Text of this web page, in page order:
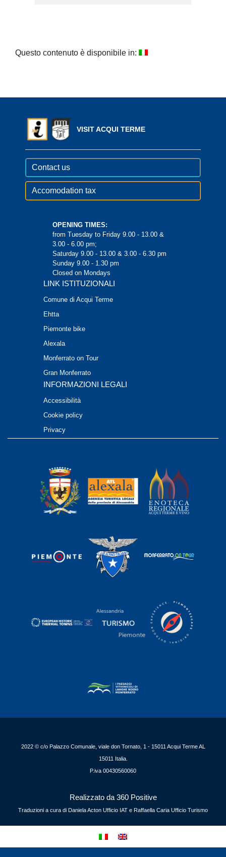
Questo contenuto è disponibile in:
VISIT ACQUI TERME
Contact us
Accomodation tax
OPENING TIMES:
from Tuesday to Friday 9.00 - 13.00 &
3.00 - 6.00 pm;
Saturday 9.00 - 13.00 & 3.00 - 6.30 pm
Sunday 9.00 - 1.30 pm
Closed on Mondays
LINK ISTITUZIONALI
Comune di Acqui Terme
Ehtta
Piemonte bike
Alexala
Monferrato on Tour
Gran Monferrato
INFORMAZIONI LEGALI
Accessibilità
Cookie policy
Privacy
2022 © c/o Palazzo Comunale, viale don Tornato, 1 - 15011 Acqui Terme AL
15011 Italia.
P.iva 00430560060
Realizzato da 360 Positive
Traduzioni a cura di Daniela Acton Ufficio IAT e Raffaella Caria Ufficio Turismo